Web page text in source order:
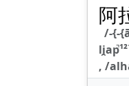
阿
/-{-
, /